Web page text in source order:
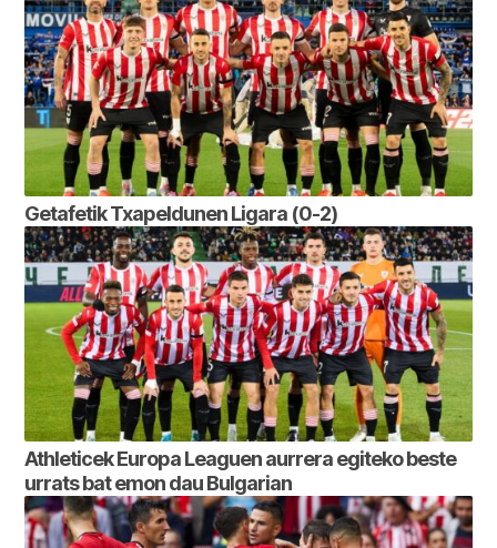
Getafetik Txapeldunen Ligara (0-2)
Athleticek Europa Leaguen aurrera egiteko beste
urrats bat emon dau Bulgarian